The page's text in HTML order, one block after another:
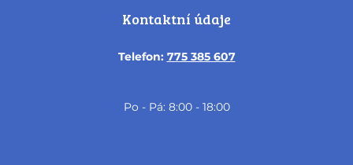
Kontaktní údaje
Telefon: 775 385 607
Po - Pá: 8:00 - 18:00